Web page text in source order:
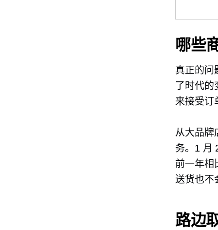
哪些
真正的
了时代的
来接受订
从大品
务。1 月
前一年相
送货也不
路边